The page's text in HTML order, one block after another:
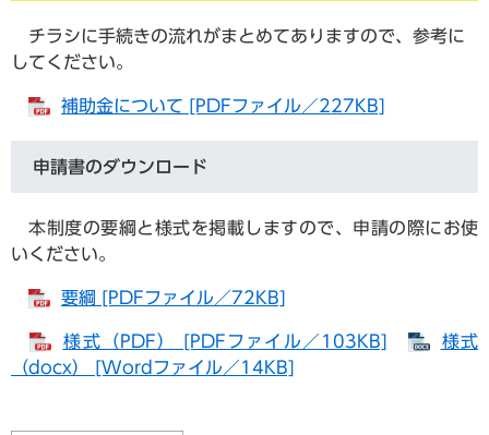
チラシに手続きの流れがまとめてありますので、参考に
してください。
補助金について [PDFファイル／227KB]
申請書のダウンロード
本制度の要綱と様式を掲載しますので、申請の際にお使
いください。
要綱 [PDFファイル／72KB]
様式（PDF） [PDFファイル／103KB]
様式
（docx） [Wordファイル／14KB]